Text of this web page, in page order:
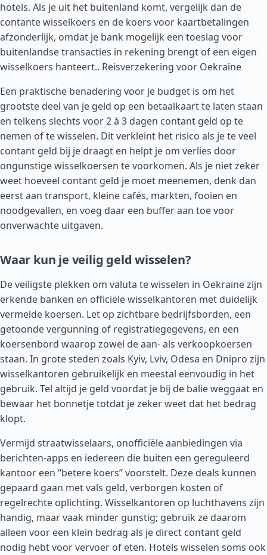
hotels. Als je uit het buitenland komt, vergelijk dan de
contante wisselkoers en de koers voor kaartbetalingen
afzonderlijk, omdat je bank mogelijk een toeslag voor
buitenlandse transacties in rekening brengt of een eigen
wisselkoers hanteert.. Reisverzekering voor Oekraïne
Een praktische benadering voor je budget is om het
grootste deel van je geld op een betaalkaart te laten staan
en telkens slechts voor 2 à 3 dagen contant geld op te
nemen of te wisselen. Dit verkleint het risico als je te veel
contant geld bij je draagt en helpt je om verlies door
ongunstige wisselkoersen te voorkomen. Als je niet zeker
weet hoeveel contant geld je moet meenemen, denk dan
eerst aan transport, kleine cafés, markten, fooien en
noodgevallen, en voeg daar een buffer aan toe voor
onverwachte uitgaven.
Waar kun je veilig geld wisselen?
De veiligste plekken om valuta te wisselen in Oekraïne zijn
erkende banken en officiële wisselkantoren met duidelijk
vermelde koersen. Let op zichtbare bedrijfsborden, een
getoonde vergunning of registratiegegevens, en een
koersenbord waarop zowel de aan- als verkoopkoersen
staan. In grote steden zoals Kyiv, Lviv, Odesa en Dnipro zijn
wisselkantoren gebruikelijk en meestal eenvoudig in het
gebruik. Tel altijd je geld voordat je bij de balie weggaat en
bewaar het bonnetje totdat je zeker weet dat het bedrag
klopt.
Vermijd straatwisselaars, onofficiële aanbiedingen via
berichten-apps en iedereen die buiten een gereguleerd
kantoor een “betere koers” voorstelt. Deze deals kunnen
gepaard gaan met vals geld, verborgen kosten of
regelrechte oplichting. Wisselkantoren op luchthavens zijn
handig, maar vaak minder gunstig; gebruik ze daarom
alleen voor een klein bedrag als je direct contant geld
nodig hebt voor vervoer of eten. Hotels wisselen soms ook